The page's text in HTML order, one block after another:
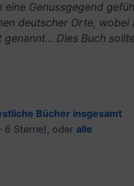
Genussgegend
deutscher Orte,
Dies Buch
Bücher insgesamt
6 Sterne), oder alle